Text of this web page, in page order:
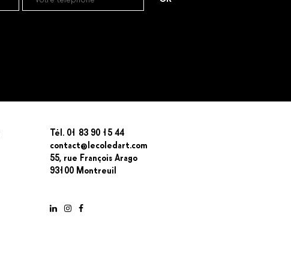
Tél. 01 83 90 15 44
contact@lecoledart.com
55, rue François Arago
93100 Montreuil
LinkedInInstagram
Facebook